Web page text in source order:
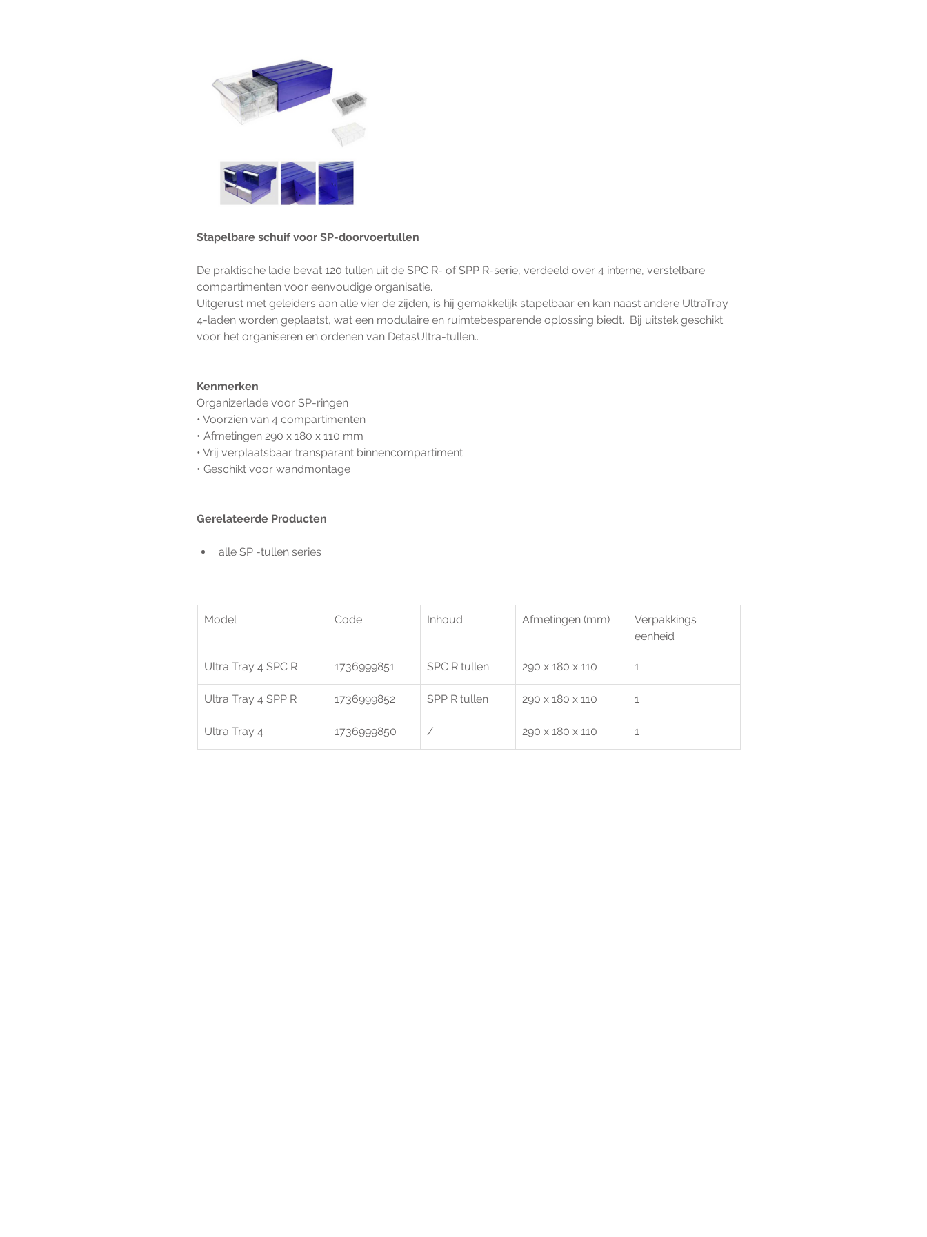
Stapelbare schuif voor SP-doorvoertullen
De praktische lade bevat 120 tullen uit de SPC R- of SPP R-serie, verdeeld over 4 interne, verstelbare
compartimenten voor eenvoudige organisatie.
Uitgerust met geleiders aan alle vier de zijden, is hij gemakkelijk stapelbaar en kan naast andere UltraTray
4-laden worden geplaatst, wat een modulaire en ruimtebesparende oplossing biedt.  Bij uitstek geschikt
voor het organiseren en ordenen van DetasUltra-tullen..
Kenmerken
Organizerlade voor SP-ringen
• Voorzien van 4 compartimenten
• Afmetingen 290 x 180 x 110 mm
• Vrij verplaatsbaar transparant binnencompartiment
• Geschikt voor wandmontage
Gerelateerde Producten
alle SP -tullen series
Model Code Inhoud Afmetingen (mm)
Verpakkings
eenheid
Ultra Tray 4 SPC R 1736999851 SPC R tullen 290 x 180 x 110 1
Ultra Tray 4 SPP R 1736999852 SPP R tullen 290 x 180 x 110 1
Ultra Tray 4 1736999850 / 290 x 180 x 110 1